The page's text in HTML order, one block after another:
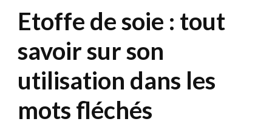
Etoffe de soie : tout
savoir sur son
utilisation dans les
mots fléchés